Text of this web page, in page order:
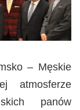
– Męskie
atmosferze
panów